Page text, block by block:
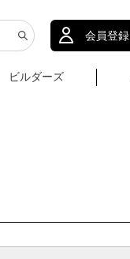
会員登録
ビルダーズ